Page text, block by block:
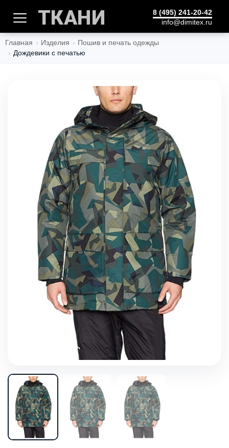
ТКАНИ
8 (495) 241-20-42
info@dimitex.ru
Главная Изделия
Пошив и печать одежды
Дождевики c печатью